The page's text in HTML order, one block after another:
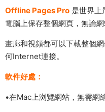
Offline Pages Pro 是世界上
電腦上保存整個網頁，無論
畫廊和視頻都可以下載整個
何Internet連接。
軟件好處：
•在Mac上浏覽網站，無需網